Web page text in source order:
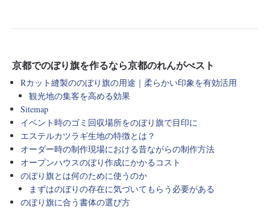
京都でのぼり旗を作るなら京都のれんがべスト
Rカット縫製ののぼり旗の用途｜柔らかい印象を有効活用
観光地の集客を高める効果
Sitemap
イベント時のゴミ回収場所をのぼり旗で目印に
エステルカツラギ生地の特徴とは？
オーダー時の制作現場における昔ながらの制作方法
オープンハウスのぼり作成にかかるコスト
のぼり旗とは何のために使うのか
まずはのぼりの存在に気づいてもらう必要がある
のぼり旗に合う書体の選び方